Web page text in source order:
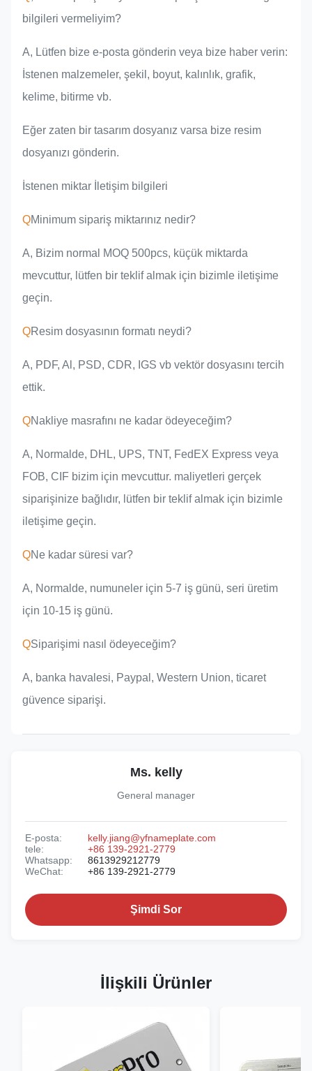
bilgileri vermeliyim?
A, Lütfen bize e-posta gönderin veya bize haber verin:
İstenen malzemeler, şekil, boyut, kalınlık, grafik,
kelime, bitirme vb.
Eğer zaten bir tasarım dosyanız varsa bize resim
dosyanızı gönderin.
İstenen miktar İletişim bilgileri
QMinimum sipariş miktarınız nedir?
A, Bizim normal MOQ 500pcs, küçük miktarda
mevcuttur, lütfen bir teklif almak için bizimle iletişime
geçin.
QResim dosyasının formatı neydi?
A, PDF, Al, PSD, CDR, IGS vb vektör dosyasını tercih
ettik.
QNakliye masrafını ne kadar ödeyeceğim?
A, Normalde, DHL, UPS, TNT, FedEX Express veya
FOB, CIF bizim için mevcuttur. maliyetleri gerçek
siparişinize bağlıdır, lütfen bir teklif almak için bizimle
iletişime geçin.
QNe kadar süresi var?
A, Normalde, numuneler için 5-7 iş günü, seri üretim
için 10-15 iş günü.
QSiparişimi nasıl ödeyeceğim?
A, banka havalesi, Paypal, Western Union, ticaret
güvence siparişi.
Ms. kelly
General manager
E-posta:
kelly.jiang@yfnameplate.com
tele:
+86 139-2921-2779
Whatsapp:
8613929212779
WeChat:
+86 139-2921-2779
Şimdi Sor
İlişkili Ürünler